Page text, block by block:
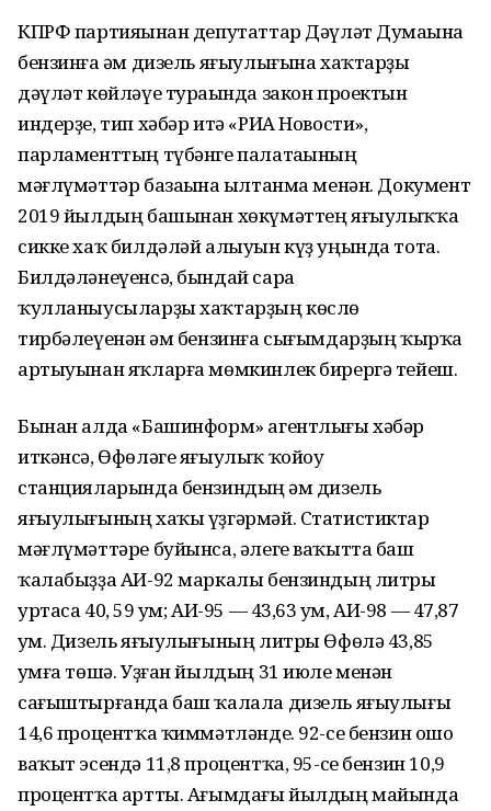
КПРФ партияһынан депутаттар Дәүләт Думаһына
бензинға һәм дизель яғыулығына хаҡтарҙы
дәүләт көйләүе тураһында закон проектын
индерҙе, тип хәбәр итә «РИА Новости»,
парламенттың түбәнге палатаһының
мәғлүмәттәр базаһына һылтанма менән. Документ
2019 йылдың башынан хөкүмәттең яғыулыҡҡа
сикке хаҡ билдәләй алыуын күҙ уңында тота.
Билдәләнеүенсә, бындай сара
ҡулланыусыларҙы хаҡтарҙың көслө
тирбәлеүенән һәм бензинға сығымдарҙың ҡырҡа
артыуынан яҡларға мөмкинлек бирергә тейеш.
Бынан алда «Башинформ» агентлығы хәбәр
иткәнсә, Өфөләге яғыулыҡ ҡойоу
станцияларында бензиндың һәм дизель
яғыулығының хаҡы үҙгәрмәй. Статистиктар
мәғлүмәттәре буйынса, әлеге ваҡытта баш
ҡалабыҙҙа АИ-92 маркалы бензиндың литры
уртаса 40, 59 һум; АИ-95 — 43,63 һум, АИ-98 — 47,87
һум. Дизель яғыулығының литры Өфөлә 43,85
һумға төшә. Уҙған йылдың 31 июле менән
сағыштырғанда баш ҡалала дизель яғыулығы
14,6 процентҡа ҡиммәтләнде. 92-се бензин ошо
ваҡыт эсендә 11,8 процентҡа, 95-се бензин 10,9
процентҡа артты. Ағымдағы йылдың майында